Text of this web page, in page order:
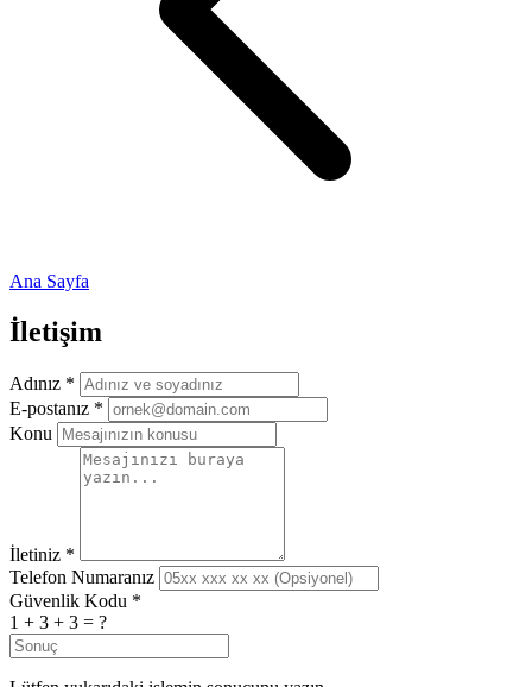
Ana Sayfa
İletişim
Adınız *
E-postanız *
Konu
İletiniz *
Telefon Numaranız
Güvenlik Kodu *
1 + 3 + 3 = ?